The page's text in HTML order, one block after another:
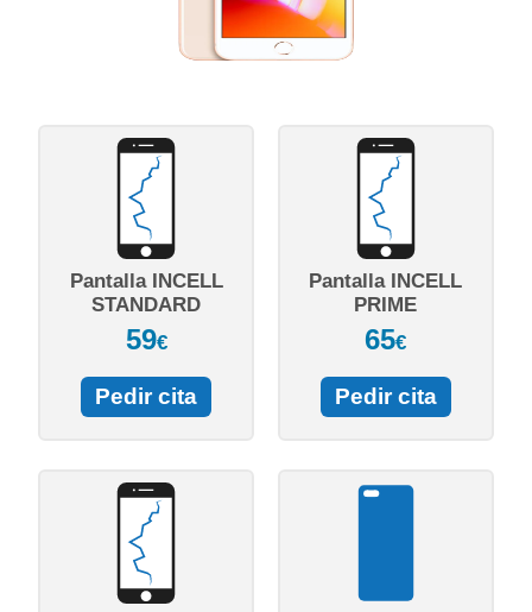
Pantalla INCELL
STANDARD
59€
Pedir cita
Pantalla INCELL
PRIME
65€
Pedir cita